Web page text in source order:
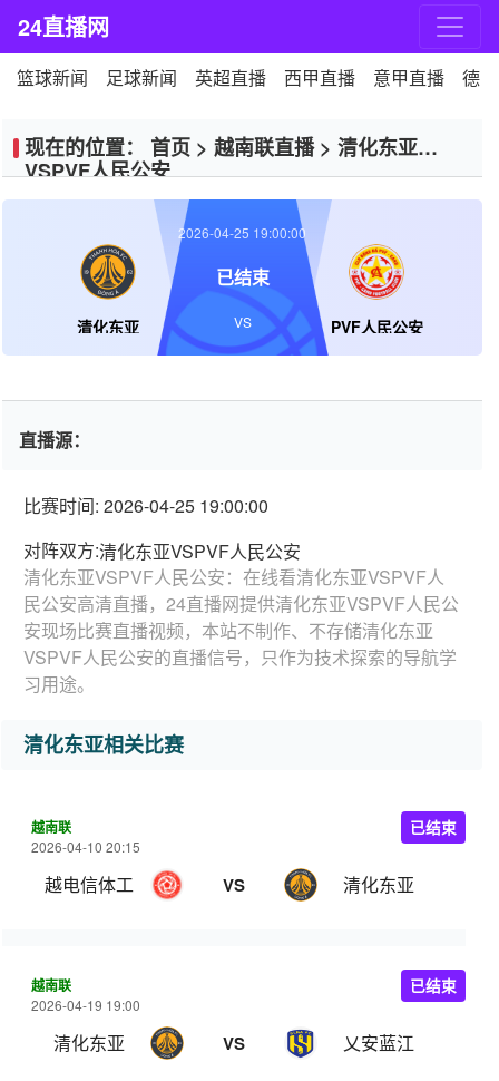
24直播网
篮球新闻 足球新闻 英超直播 西甲直播 意甲直播 德
现在的位置： 首页 > 越南联直播> 清化东亚
VSPVF人民公安
清化东亚 PVF人民公安
2026-04-25 19:00:00
已结束
VS
直播源：
比赛时间: 2026-04-25 19:00:00
对阵双方:清化东亚VSPVF人民公安
清化东亚VSPVF人民公安：在线看清化东亚VSPVF人
民公安高清直播，24直播网提供清化东亚VSPVF人民公
安现场比赛直播视频，本站不制作、不存储清化东亚
VSPVF人民公安的直播信号，只作为技术探索的导航学
习用途。
清化东亚相关比赛
越南联
2026-04-10 20:15
越电信体工 VS 清化东亚
已结束
越南联
2026-04-19 19:00
清化东亚 VS 乂安蓝江
已结束